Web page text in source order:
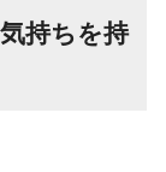
持ちを持